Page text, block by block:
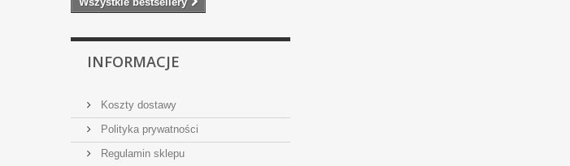
INFORMACJE
Koszty dostawy
Polityka prywatności
Regulamin sklepu